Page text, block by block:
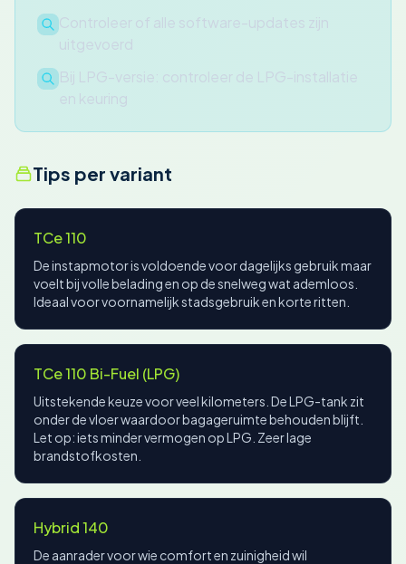
Controleer of alle software-updates zijn
uitgevoerd
Bij LPG-versie: controleer de LPG-installatie
en keuring
Tips per variant
TCe 110
De instapmotor is voldoende voor dagelijks gebruik maar
voelt bij volle belading en op de snelweg wat ademloos.
Ideaal voor voornamelijk stadsgebruik en korte ritten.
TCe 110 Bi-Fuel (LPG)
Uitstekende keuze voor veel kilometers. De LPG-tank zit
onder de vloer waardoor bagageruimte behouden blijft.
Let op: iets minder vermogen op LPG. Zeer lage
brandstofkosten.
Hybrid 140
De aanrader voor wie comfort en zuinigheid wil